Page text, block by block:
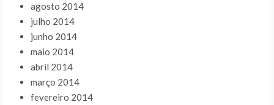
agosto 2014
julho 2014
junho 2014
maio 2014
abril 2014
março 2014
fevereiro 2014